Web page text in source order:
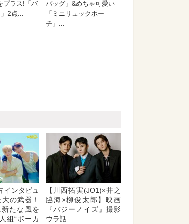
インタビュ
の武器！
新たな風を
組“ボーカ
【川西拓実(JO1)×井之
脇海×柳俊太郎】映画
『バジーノイズ』撮影
ウラ話